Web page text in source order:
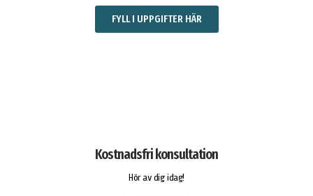
FYLL I UPPGIFTER HÄR
Kostnadsfri konsultation
Hör av dig idag!